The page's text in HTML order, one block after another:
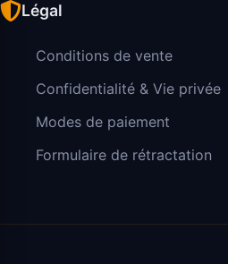
Légal
Conditions de vente
Confidentialité & Vie privée
Modes de paiement
Formulaire de rétractation